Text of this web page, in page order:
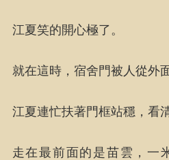
江夏笑的開心極了。
就在這時，宿舍門被人從外
江夏連忙扶著門框站穩，看
走在最前面的是苗雲，一